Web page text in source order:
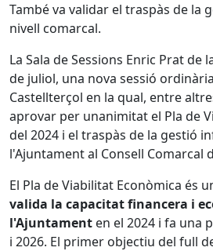
També va validar el traspàs de la
nivell comarcal.
La Sala de Sessions Enric Prat de
de juliol, una nova sessió
Castellterçol en la qual, entre
aprovar per unanimitat el Pla de
del 2024 i el traspàs de la gestió
l'Ajuntament al Consell Comarcal
El Pla de Viabilitat Econòmica és
valida la capacitat financera i
l'Ajuntament en el 2024 i fa una
i 2026. El primer objectiu del full